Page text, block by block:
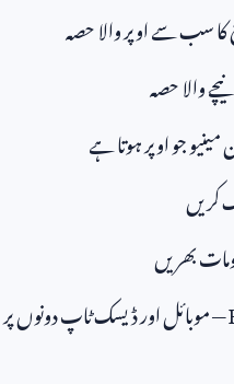
سب سے اوپر والا حصہ
والا حصہ
جو اوپر ہوتا ہے
کریں
بھریں
— موبائل اور ڈیسک ٹاپ دونوں پر